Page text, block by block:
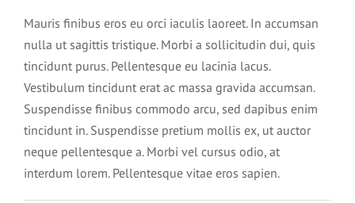
Mauris finibus eros eu orci iaculis laoreet. In accumsan
nulla ut sagittis tristique. Morbi a sollicitudin dui, quis
tincidunt purus. Pellentesque eu lacinia lacus.
Vestibulum tincidunt erat ac massa gravida accumsan.
Suspendisse finibus commodo arcu, sed dapibus enim
tincidunt in. Suspendisse pretium mollis ex, ut auctor
neque pellentesque a. Morbi vel cursus odio, at
interdum lorem. Pellentesque vitae eros sapien.